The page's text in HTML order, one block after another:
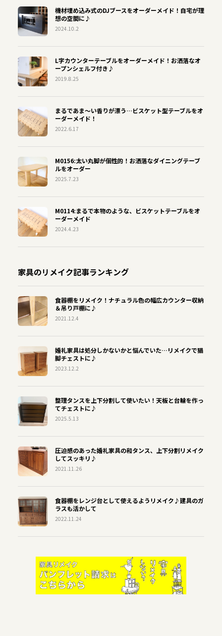
機材埋め込み式のDJブースをオーダーメイド！自宅が理
想の空間に♪
2024.10.2
L字カウンターテーブルをオーダーメイド！お洒落なオ
ープンシェルフ付き♪
2019.8.25
まるであま〜い香りが漂う…ビスケット型テーブルをオ
ーダーメイド！
2022.6.17
M0156:太い丸脚が個性的！お洒落なダイニングテーブ
ルをオーダー
2025.7.23
M0114:まるで本物のような、ビスケットテーブルをオ
ーダーメイド
2024.4.23
家具のリメイク記事ランキング
食器棚をリメイク！ナチュラル色の幅広カウンター収納
＆吊り戸棚に♪
2021.12.4
婚礼家具は処分しかないかと悩んでいた…リメイクで猫
脚チェストに♪
2023.12.2
整理タンスを上下分割して使いたい！天板と台輪を作っ
てチェストに♪
2025.5.13
圧迫感のあった婚礼家具の和タンス、上下分割リメイク
してスッキリ♪
2021.11.26
食器棚をレンジ台として使えるようリメイク♪建具のガ
ラスも活かして
2022.11.24